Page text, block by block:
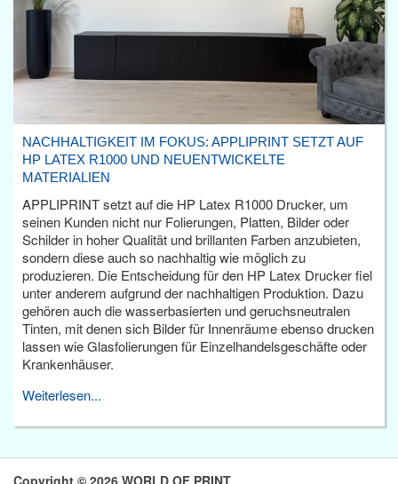
NACHHALTIGKEIT IM FOKUS: APPLIPRINT SETZT AUF
HP LATEX R1000 UND NEUENTWICKELTE
MATERIALIEN
APPLIPRINT setzt auf die HP Latex R1000 Drucker, um
seinen Kunden nicht nur Folierungen, Platten, Bilder oder
Schilder in hoher Qualität und brillanten Farben anzubieten,
sondern diese auch so nachhaltig wie möglich zu
produzieren. Die Entscheidung für den HP Latex Drucker fiel
unter anderem aufgrund der nachhaltigen Produktion. Dazu
gehören auch die wasserbasierten und geruchsneutralen
Tinten, mit denen sich Bilder für Innenräume ebenso drucken
lassen wie Glasfolierungen für Einzelhandelsgeschäfte oder
Krankenhäuser.
Weiterlesen...